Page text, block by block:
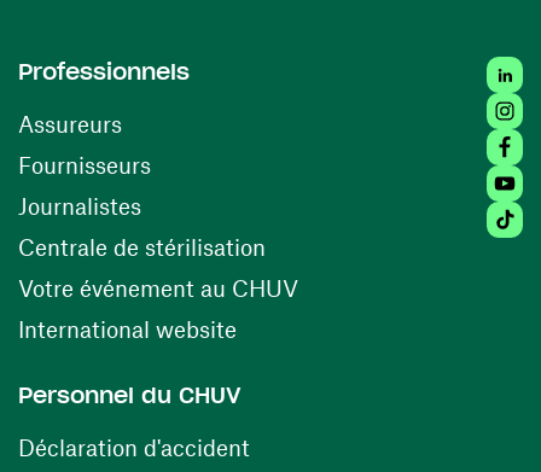
Professionnels
Assureurs
Fournisseurs(ouvre une nouvelle fenêtre)
Journalistes
Centrale de stérilisation (ouvre une nouvelle
Votre événement au CHUV(ouvre une nouvelle
International website
Personnel du CHUV
Déclaration d'accident